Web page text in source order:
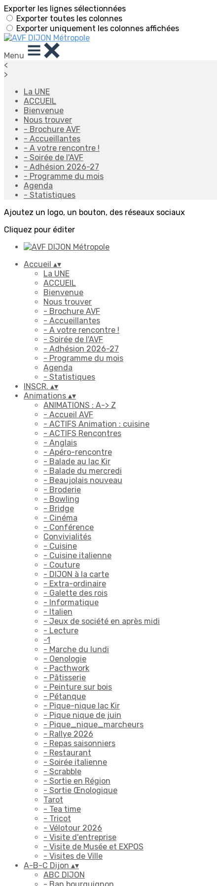
Exporter les lignes sélectionnées
Exporter toutes les colonnes
Exporter uniquement les colonnes affichées
Menu
<
>
La UNE
ACCUEIL
Bienvenue
Nous trouver
- Brochure AVF
- Accueillantes
- A votre rencontre !
- Soirée de l'AVF
- Adhésion 2026-27
- Programme du mois
Agenda
- Statistiques
Ajoutez un logo, un bouton, des réseaux sociaux
Cliquez pour éditer
Accueil ▴▾
La UNE
ACCUEIL
Bienvenue
Nous trouver
- Brochure AVF
- Accueillantes
- A votre rencontre !
- Soirée de l'AVF
- Adhésion 2026-27
- Programme du mois
Agenda
- Statistiques
INSCR. ▴▾
Animations ▴▾
ANIMATIONS : A-> Z
- Accueil AVF
- ACTIFS Animation : cuisine
- ACTIFS Rencontres
- Anglais
- Apéro-rencontre
- Balade au lac Kir
- Balade du mercredi
- Beaujolais nouveau
- Broderie
- Bowling
- Bridge
- Cinéma
- Conférence
Convivialités
- Cuisine
- Cuisine italienne
- Couture
- DIJON à la carte
- Extra-ordinaire
- Galette des rois
- Informatique
- Italien
- Jeux de société en après midi
- Lecture
-1
- Marche du lundi
- Oenologie
- Pacthwork
- Pâtisserie
- Peinture sur bois
- Pétanque
- Pique-nique lac Kir
- Pique nique de juin
- Pique_nique_marcheurs
- Rallye 2026
- Repas saisonniers
- Restaurant
- Soirée italienne
- Scrabble
- Sortie en Région
- Sortie Œnologique
Tarot
- Tea time
- Tricot
- Vélotour 2026
- Visite d'entreprise
- Visite de Musée et EXPOS
- Visites de Ville
A-B-C Dijon ▴▾
ABC DIJON